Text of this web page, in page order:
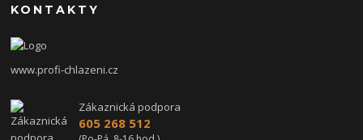
KONTAKTY
www.profi-chlazeni.cz
Zákaznická podpora
605 268 512